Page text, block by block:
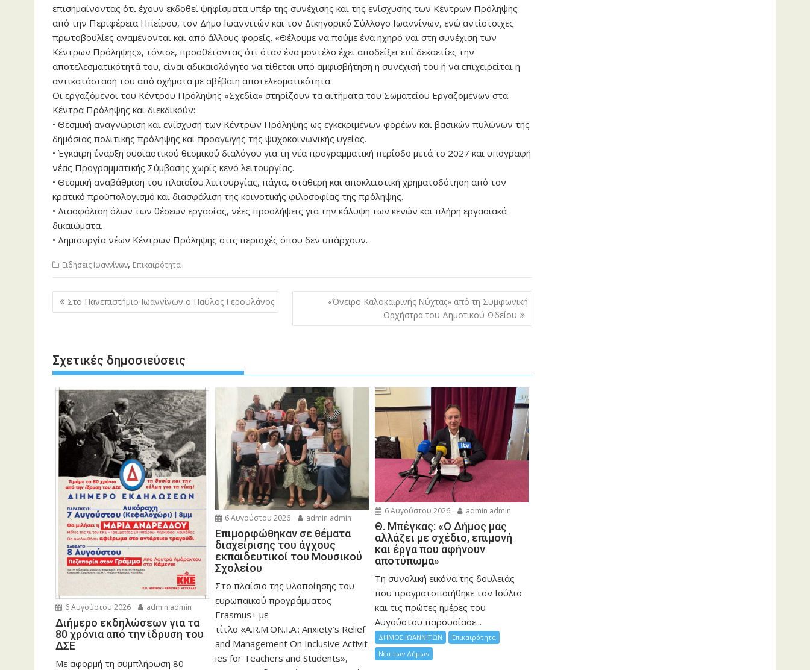
επισημαίνοντας ότι έχουν εκδοθεί ψηφίσματα υπέρ της συνέχισης και της ενίσχυσης των Κέντρων Πρόληψης
από την Περιφέρεια Ηπείρου, τον Δήμο Ιωαννιτών και τον Δικηγορικό Σύλλογο Ιωαννίνων, ενώ αντίστοιχες
πρωτοβουλίες αναμένονται και από άλλους φορείς. «Θέλουμε να πούμε ένα ηχηρό ναι στη συνέχιση των
Κέντρων Πρόληψης», τόνισε, προσθέτοντας ότι όταν ένα μοντέλο έχει αποδείξει επί δεκαετίες την
αποτελεσματικότητά του, είναι αδικαιολόγητο να τίθεται υπό αμφισβήτηση η συνέχισή του ή να επιχειρείται η
αντικατάστασή του από σχήματα με αβέβαιη αποτελεσματικότητα.
Οι εργαζόμενοι του Κέντρου Πρόληψης «Σχεδία» στηρίζουν τα αιτήματα του Σωματείου Εργαζομένων στα
Κέντρα Πρόληψης και διεκδικούν:
• Θεσμική αναγνώριση και ενίσχυση των Κέντρων Πρόληψης ως εγκεκριμένων φορέων και βασικών πυλώνων της
δημόσιας πολιτικής πρόληψης και προαγωγής της ψυχοκοινωνικής υγείας.
• Έγκαιρη έναρξη ουσιαστικού θεσμικού διαλόγου για τη νέα προγραμματική περίοδο μετά το 2027 και υπογραφή
νέας Προγραμματικής Σύμβασης χωρίς κενό λειτουργίας.
• Θεσμική αναβάθμιση του πλαισίου λειτουργίας, πάγια, σταθερή και αποκλειστική χρηματοδότηση από τον
κρατικό προϋπολογισμό και διασφάλιση της κοινοτικής φιλοσοφίας της πρόληψης.
• Διασφάλιση όλων των θέσεων εργασίας, νέες προσλήψεις για την κάλυψη των κενών και πλήρη εργασιακά
δικαιώματα.
• Δημιουργία νέων Κέντρων Πρόληψης στις περιοχές όπου δεν υπάρχουν.
Ειδήσεις Ιωαννίνων, Επικαιρότητα
Πλοήγηση
άρθρων
Στο Πανεπιστήμιο Ιωαννίνων ο Παύλος Γερουλάνος
«Όνειρο Καλοκαιρινής Νύχτας» από τη Συμφωνική
Ορχήστρα του Δημοτικού Ωδείου
Σχετικές δημοσιεύσεις
6 Αυγούστου 2026 admin admin
Διήμερο εκδηλώσεων για τα
80 χρόνια από την ίδρυση του
ΔΣΕ
Με αφορμή τη συμπλήρωση 80
6 Αυγούστου 2026 admin admin
Eπιμορφώθηκαν σε θέματα
διαχείρισης του άγχους
εκπαιδευτικοί του Μουσικού
Σχολείου
Στο πλαίσιο της υλοποίησης του
ευρωπαϊκού προγράμματος
Erasmus+ με
τίτλο «A.R.M.ON.I.A.: Anxiety’s Relief
and Management On Inclusive Activit
ies for Teachers and Students»,
6 Αυγούστου 2026 admin admin
Θ. Μπέγκας: «Ο Δήμος μας
αλλάζει με σχέδιο, επιμονή
και έργα που αφήνουν
αποτύπωμα»
Τη συνολική εικόνα της δουλειάς
που πραγματοποιήθηκε τον Ιούλιο
και τις πρώτες ημέρες του
Αυγούστου παρουσίασε...
ΔΗΜΟΣ ΙΩΑΝΝΙΤΩΝ
Επικαιρότητα
Νέα των Δήμων